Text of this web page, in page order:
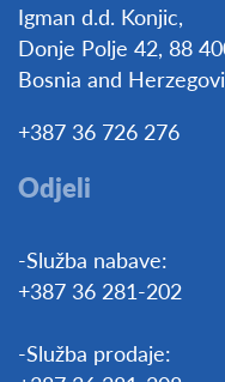
Igman d.d. Konjic,
Donje Polje 42, 88
Bosnia and
+387 36 726 276
Odjeli
-Služba nabave:
+387 36 281-202
-Služba prodaje: